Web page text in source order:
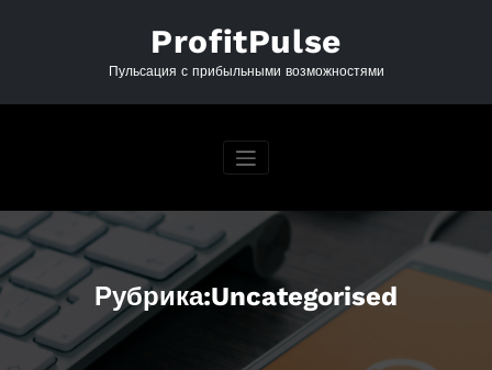
ProfitPulse
Пульсация с прибыльными возможностями
Рубрика:Uncategorised